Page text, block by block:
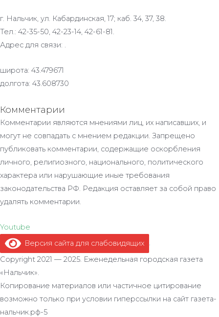
г. Нальчик, ул. Кабардинская, 17; каб. 34, 37, 38.
Тел.: 42-35-50, 42-23-14, 42-61-81.
Адрес для связи: .
широта: 43.479671
долгота: 43.608730
Комментарии
Комментарии являются мнениями лиц, их написавших, и
могут не совпадать с мнением редакции. Запрещено
публиковать комментарии, содержащие оскорбления
личного, религиозного, национального, политического
характера или нарушающие иные требования
законодательства РФ. Редакция оставляет за собой право
удалять комментарии.
Youtube
Версия сайта для слабовидящих
.
Copyright 2021 — 2025. Еженедельная городская газета
«Нальчик».
Копирование материалов или частичное цитирование
возможно только при условии гиперссылки на сайт газета-
нальчик.рф-5